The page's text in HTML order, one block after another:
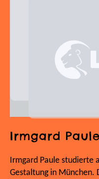
Irmgard Paule
Irmgard Paule studierte
Gestaltung in München.